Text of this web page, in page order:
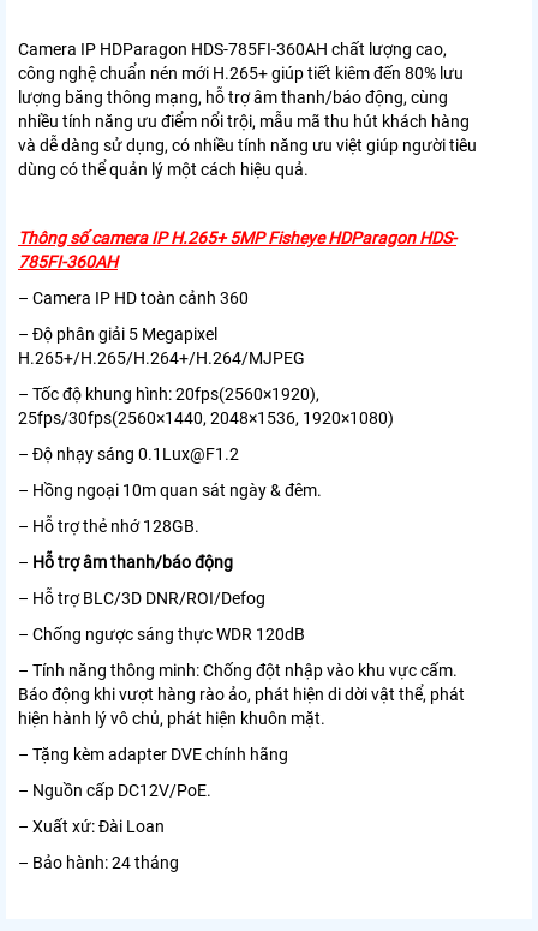
Camera IP HDParagon HDS-785FI-360AH chất lượng cao,
công nghệ chuẩn nén mới H.265+ giúp tiết kiêm đến 80% lưu
lượng băng thông mạng, hỗ trợ âm thanh/báo động, cùng
nhiều tính năng ưu điểm nổi trội, mẫu mã thu hút khách hàng
và dễ dàng sử dụng, có nhiều tính năng ưu việt giúp người tiêu
dùng có thể quản lý một cách hiệu quả.
Thông số camera IP H.265+ 5MP Fisheye HDParagon HDS-
785FI-360AH
– Camera IP HD toàn cảnh 360
– Độ phân giải 5 Megapixel
H.265+/H.265/H.264+/H.264/MJPEG
– Tốc độ khung hình: 20fps(2560×1920),
25fps/30fps(2560×1440, 2048×1536, 1920×1080)
– Độ nhạy sáng 0.1Lux@F1.2
– Hồng ngoại 10m quan sát ngày & đêm.
– Hỗ trợ thẻ nhớ 128GB.
– Hỗ trợ âm thanh/báo động
– Hỗ trợ BLC/3D DNR/ROI/Defog
– Chống ngược sáng thực WDR 120dB
– Tính năng thông minh: Chống đột nhập vào khu vực cấm.
Báo động khi vượt hàng rào ảo, phát hiện di dời vật thể, phát
hiện hành lý vô chủ, phát hiện khuôn mặt.
– Tặng kèm adapter DVE chính hãng
– Nguồn cấp DC12V/PoE.
– Xuất xứ: Đài Loan
– Bảo hành: 24 tháng